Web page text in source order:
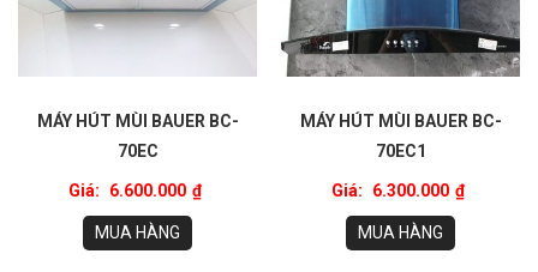
MÁY HÚT MÙI BAUER BC-
70EC
Giá: 6.600.000 ₫
MUA HÀNG
MÁY HÚT MÙI BAUER BC-
70EC1
Giá: 6.300.000 ₫
MUA HÀNG